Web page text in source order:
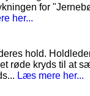
for
her...
hold.
kryds til at
Læs mere her...